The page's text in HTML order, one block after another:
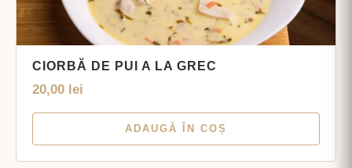
CIORBĂ DE PUI A LA GREC
20,00 lei
ADAUGĂ ÎN COȘ